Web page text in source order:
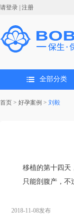
请登录 | 注册
全部分类
首页 > 好孕案例 > 刘毅
移植的第十四天
只能剖腹产，不
2018-11-08发布